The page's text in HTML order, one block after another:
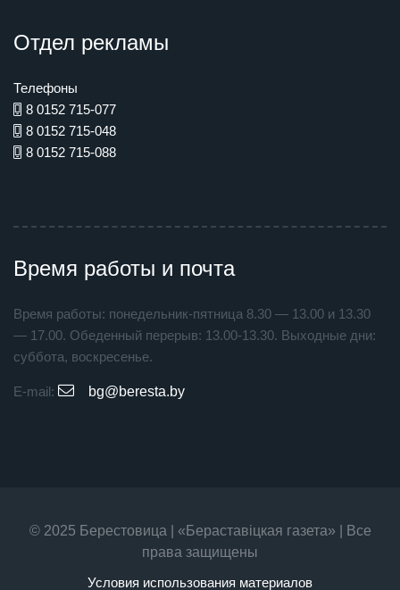
Отдел рекламы
Телефоны
8 0152 715-077
8 0152 715-048
8 0152 715-088
Время работы и почта
Время работы: понедельник-пятница 8.30 — 13.00 и 13.30
— 17.00. Обеденный перерыв: 13.00-13.30. Выходные дни:
суббота, воскресенье.
E-mail: bg@beresta.by
© 2025 Берестовица | «Бераставiцкая газета» | Все
права защищены
Условия использования материалов